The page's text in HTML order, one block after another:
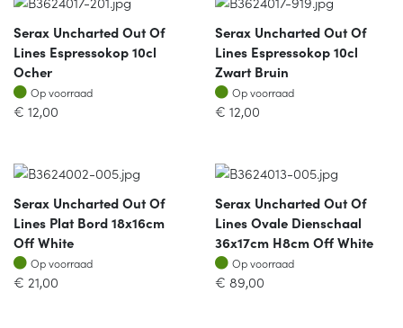
Serax Uncharted Out Of
Lines Espressokop 10cl
Ocher
Op voorraad
Op voorraad
€ 12,00
Serax Uncharted Out Of
Lines Espressokop 10cl
Zwart Bruin
Op voorraad
Op voorraad
€ 12,00
Serax Uncharted Out Of
Lines Plat Bord 18x16cm
Off White
Op voorraad
Op voorraad
€ 21,00
Serax Uncharted Out Of
Lines Ovale Dienschaal
36x17cm H8cm Off White
Op voorraad
Op voorraad
€ 89,00